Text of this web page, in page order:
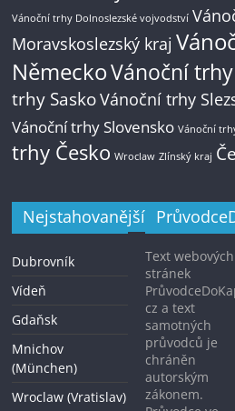
Vánoční trhy Dolnoslezské vojvodství
Moravskoslezský kraj
NěmeckoVánoční
trhy SaskoVánoční trhy
Vánoční trhy Slovensko Vánoční
trhy Česko Wroclaw Zlínský kraj
Nejstahovanější
Dubrovník
Vídeň
Gdaňsk
Mnichov
(München)
Wroclaw (Vratislav)
Text webových
stránek
cz a text
samotných
průvodců je
chráněn
autorským
zákonem.